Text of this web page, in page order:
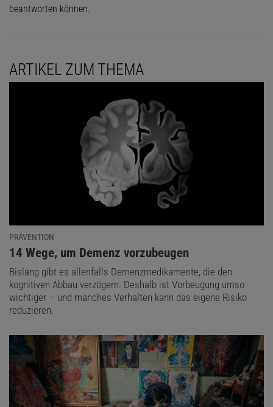
beantworten können.
ARTIKEL ZUM THEMA
PRÄVENTION
:
14 Wege, um Demenz vorzubeugen
Bislang gibt es allenfalls Demenzmedikamente, die den
kognitiven Abbau verzögern. Deshalb ist Vorbeugung umso
wichtiger – und manches Verhalten kann das eigene Risiko
reduzieren.